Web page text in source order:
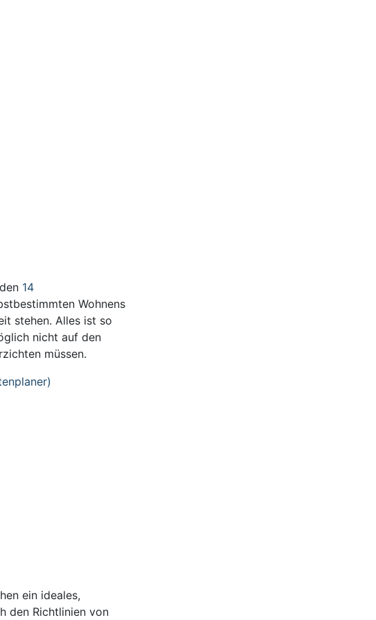
14
Wohnens
stehen. Alles ist so
nicht auf den
müssen.
ein ideales,
den Richtlinien von